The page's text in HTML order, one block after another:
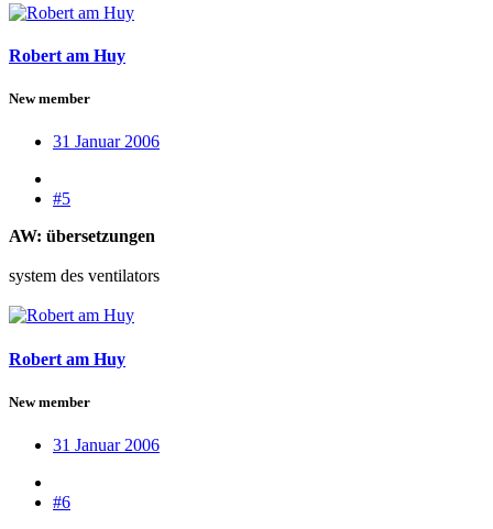
Robert am Huy
New member
31 Januar 2006
#5
AW: übersetzungen
system des ventilators
Robert am Huy
New member
31 Januar 2006
#6